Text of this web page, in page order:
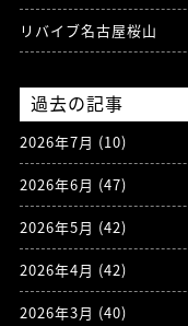
リバイブ名古屋桜山
過去の記事
2026年7月 (10)
2026年6月 (47)
2026年5月 (42)
2026年4月 (42)
2026年3月 (40)